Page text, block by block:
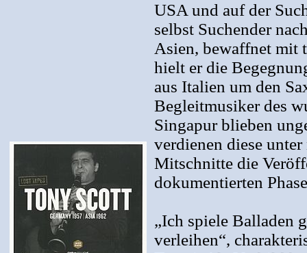
USA und auf der
selbst Suchender
Asien, bewaffnet mit
hielt er die
aus Italien um den
Begleitmusiker des
Singapur blieben
verdienen diese
Mitschnitte die
dokumentierten
„Ich spiele Balladen
verleihen“,